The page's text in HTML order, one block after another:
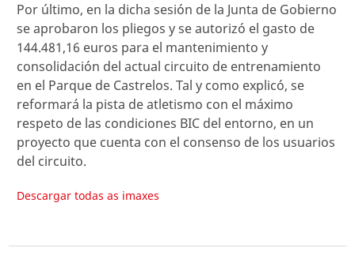
Por último, en la dicha sesión de la Junta de Gobierno
se aprobaron los pliegos y se autorizó el gasto de
144.481,16 euros para el mantenimiento y
consolidación del actual circuito de entrenamiento
en el Parque de Castrelos. Tal y como explicó, se
reformará la pista de atletismo con el máximo
respeto de las condiciones BIC del entorno, en un
proyecto que cuenta con el consenso de los usuarios
del circuito.
Descargar todas as imaxes